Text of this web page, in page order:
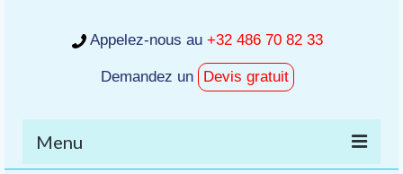
Appelez-nous au +32 486 70 82 33
Demandez un Devis gratuit
Menu